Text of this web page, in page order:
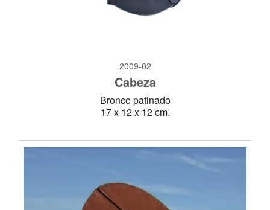
2009-02
Cabeza
Bronce patinado
17 x 12 x 12 cm.